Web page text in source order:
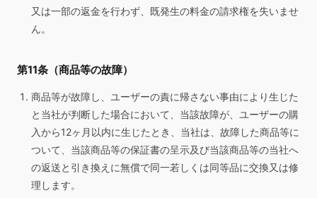
又は一部の返金を行わず、既発生の料金の請求権を失いませ
ん。
第11条（商品等の故障）
商品等が故障し、ユーザーの責に帰さない事由により生じた
と当社が判断した場合において、当該故障が、ユーザーの購
入から12ヶ月以内に生じたとき、当社は、故障した商品等に
ついて、当該商品等の保証書の呈示及び当該商品等の当社へ
の返送と引き換えに無償で同一若しくは同等品に交換又は修
理します。